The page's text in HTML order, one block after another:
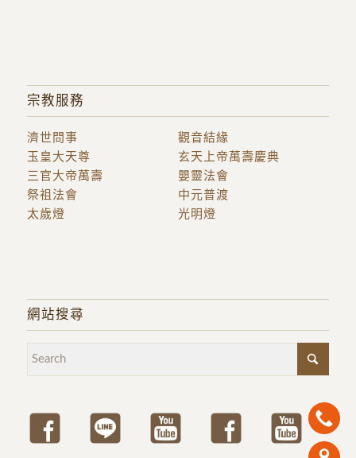
宗教服務
濟世問事
觀音結緣
玉皇大天尊
三官大帝萬壽
玄天上帝萬壽慶典
嬰靈法會
祭祖法會
中元普渡
太歲燈
光明燈
網站搜尋